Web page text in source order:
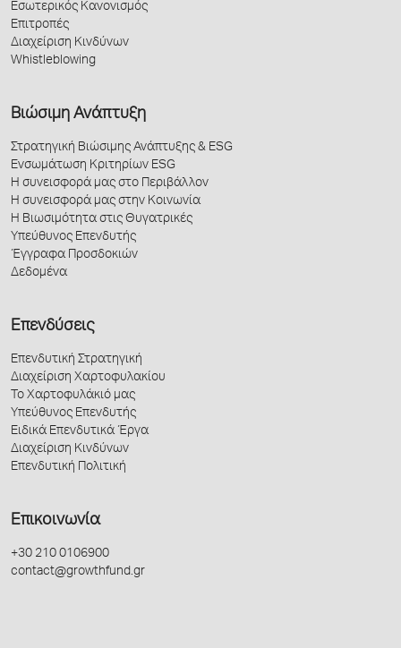
Εσωτερικός Κανονισμός
Επιτροπές
Διαχείριση Κινδύνων
Whistleblowing
Βιώσιμη Ανάπτυξη
Στρατηγική Βιώσιμης Ανάπτυξης & ESG
Ενσωμάτωση Κριτηρίων ESG
Η συνεισφορά μας στο Περιβάλλον
Η συνεισφορά μας στην Κοινωνία
Η Βιωσιμότητα στις Θυγατρικές
Υπεύθυνος Επενδυτής
Έγγραφα Προσδοκιών
Δεδομένα
Επενδύσεις
Επενδυτική Στρατηγική
Διαχείριση Χαρτοφυλακίου
Το Χαρτοφυλάκιό μας
Υπεύθυνος Επενδυτής
Ειδικά Επενδυτικά Έργα
Διαχείριση Κινδύνων
Επενδυτική Πολιτική
Επικοινωνία
+30 210 0106900
contact@growthfund.gr